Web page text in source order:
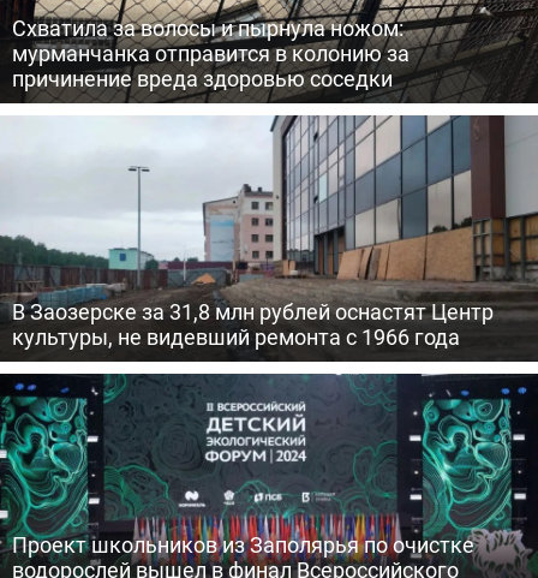
Схватила за волосы и пырнула ножом:
мурманчанка отправится в колонию за
причинение вреда здоровью соседки
В Заозерске за 31,8 млн рублей оснастят Центр
культуры, не видевший ремонта с 1966 года
Проект школьников из Заполярья по очистке
водорослей вышел в финал Всероссийского